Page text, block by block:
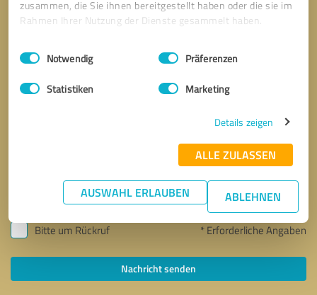
zusammen, die Sie ihnen bereitgestellt haben oder die sie im
Rahmen Ihrer Nutzung der Dienste gesammelt haben.
Impressum Datenschutzbestimmungen
Einwilligungsauswahl
Notwendig Präferenzen
Statistiken Marketing
Details zeigen
ALLE ZULASSEN
AUSWAHL ERLAUBEN ABLEHNEN
Bitte um Rückruf * Erforderliche Angaben
Nachricht senden